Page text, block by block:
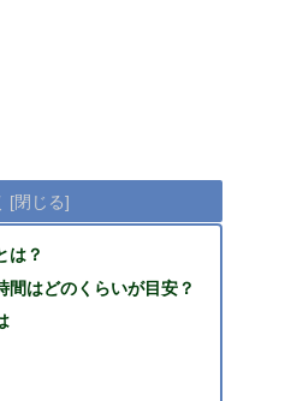
は？
間はどのくらいが目安？